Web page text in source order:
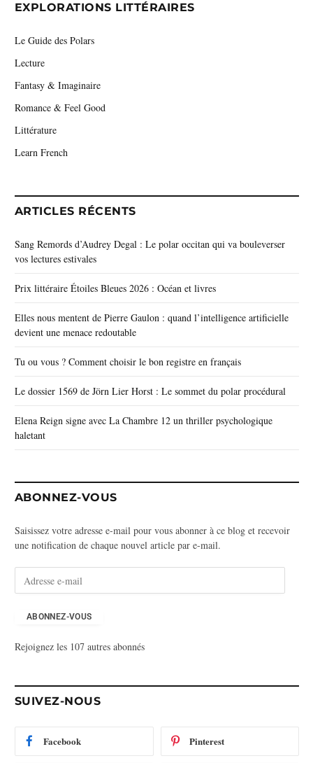
EXPLORATIONS LITTÉRAIRES
Le Guide des Polars
Lecture
Fantasy & Imaginaire
Romance & Feel Good
Littérature
Learn French
ARTICLES RÉCENTS
Sang Remords d’Audrey Degal : Le polar occitan qui va bouleverser
vos lectures estivales
Prix littéraire Étoiles Bleues 2026 : Océan et livres
Elles nous mentent de Pierre Gaulon : quand l’intelligence artificielle
devient une menace redoutable
Tu ou vous ? Comment choisir le bon registre en français
Le dossier 1569 de Jörn Lier Horst : Le sommet du polar procédural
Elena Reign signe avec La Chambre 12 un thriller psychologique
haletant
ABONNEZ-VOUS
Saisissez votre adresse e-mail pour vous abonner à ce blog et recevoir
une notification de chaque nouvel article par e-mail.
s
m
ABONNEZ-VOUS
Rejoignez les 107 autres abonnés
SUIVEZ-NOUS
Facebook Pinterest